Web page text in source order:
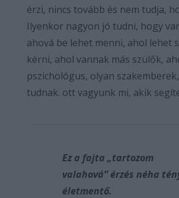
érzi, nincs tovább és nem tudja,
Ilyenkor nagyon jó tudni, hogy
ahová be lehet menni, ahol lehet
kérni, ahol vannak más szülők,
pszichológus, olyan
tudnak. ott vagyunk mi, akik
Ez a fajta „tartozom
valahová” érzés néha
életmentő.